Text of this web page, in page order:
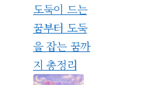
도둑이 드는
꿈부터 도둑
을 잡는 꿈까
지 총정리